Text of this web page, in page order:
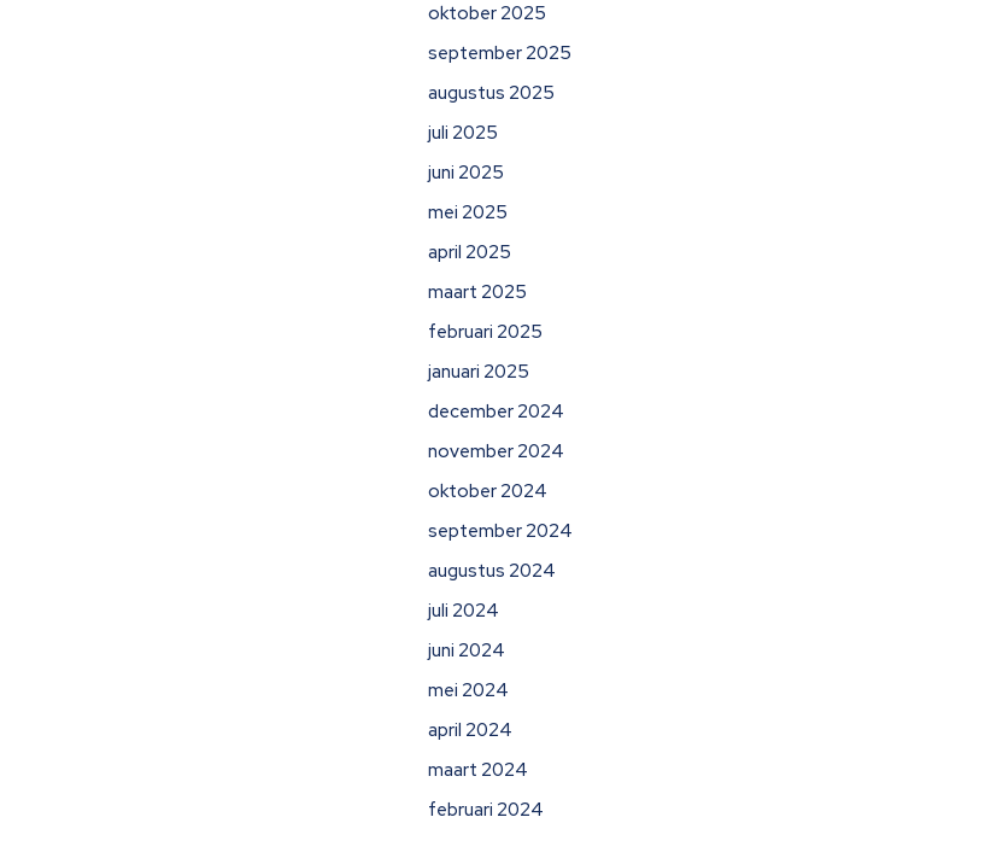
oktober 2025
september 2025
augustus 2025
juli 2025
juni 2025
mei 2025
april 2025
maart 2025
februari 2025
januari 2025
december 2024
november 2024
oktober 2024
september 2024
augustus 2024
juli 2024
juni 2024
mei 2024
april 2024
maart 2024
februari 2024